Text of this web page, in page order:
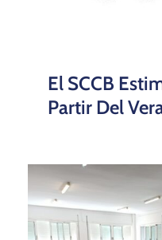
El SCCB
Partir Del